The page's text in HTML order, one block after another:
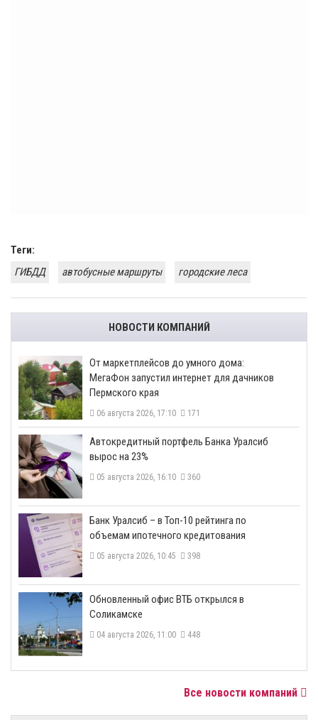
Теги:
ГИБДД
автобусные маршруты городские леса
НОВОСТИ КОМПАНИЙ
От маркетплейсов до умного дома:
МегаФон запустил интернет для дачников
Пермского края
06 августа 2026, 17:10 171
​Автокредитный портфель Банка Уралсиб
вырос на 23%
05 августа 2026, 16:10 360
​Банк Уралсиб – в Топ-10 рейтинга по
объемам ипотечного кредитования
05 августа 2026, 10:45 398
​Обновленный офис ВТБ открылся в
Соликамске
04 августа 2026, 11:00 448
Все новости компаний